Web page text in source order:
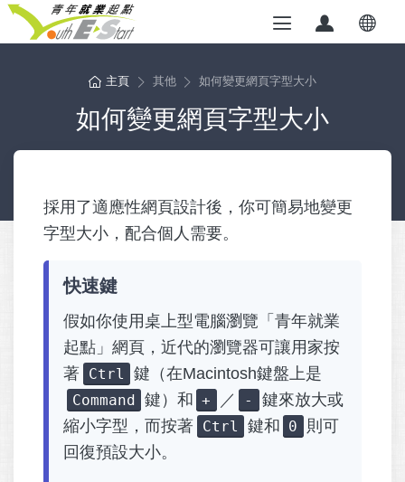
主頁 其他 如何變更網頁字型大小
如何變更網頁字型大小
採用了適應性網頁設計後，你可簡易地變更
字型大小，配合個人需要。
快速鍵
假如你使用桌上型電腦瀏覽「青年就業
起點」網頁，近代的瀏覽器可讓用家按
著 Ctrl 鍵（在Macintosh鍵盤上是
Command 鍵）和 + ／ -
鍵來放大或
縮小字型，而按著 Ctrl 鍵和 0
則可
回復預設大小。